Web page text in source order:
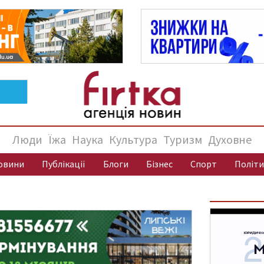
Люди Їжа Наука Культура Туризм Духовне
Публікації Блоги Бізнес Спорт